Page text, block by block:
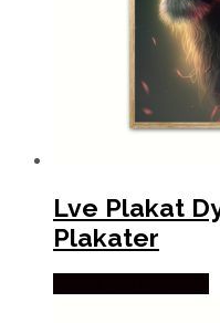
Lve Plakat
Plakater